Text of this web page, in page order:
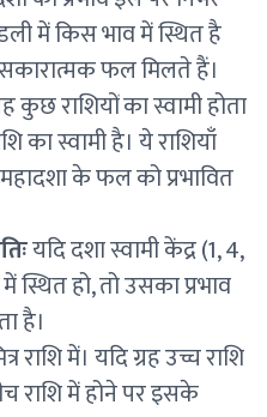
में किस भाव में स्थित है
फल मिलते हैं।
कुछ राशियों का स्वामी होता
स्वामी है। ये राशियाँ
के फल को प्रभावित
यदि दशा स्वामी केंद्र (1, 4,
में स्थित हो, तो उसका प्रभाव
है।
राशि में। यदि ग्रह उच्च राशि
राशि में होने पर इसके